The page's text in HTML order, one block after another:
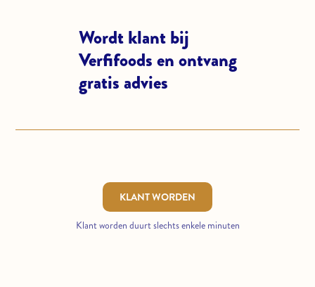
Wordt klant bij
Verfifoods en ontvang
gratis advies
KLANT WORDEN
Klant worden duurt slechts enkele minuten